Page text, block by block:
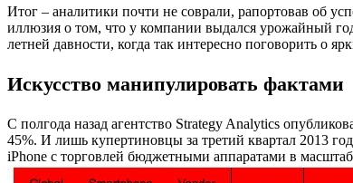
Итог – аналитики почти не соврали, рапортовав об
иллюзия о том, что у компании выдался урожайный
летней давности, когда так интересно поговорить о
Искусство манипулировать фактами
С полгода назад агентство Strategy Analytics
45%. И лишь купертиновцы за третий квартал 2013
iPhone с торговлей бюджетными аппаратами в